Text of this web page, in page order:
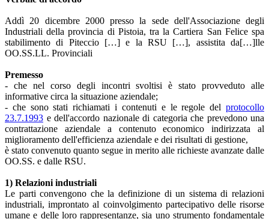
Addì 20 dicembre 2000 presso la sede dell'Associazione degli
Industriali della provincia di Pistoia, tra la Cartiera San Felice spa
stabilimento di Piteccio […] e la RSU […], assistita da[…]lle
OO.SS.LL. Provinciali
Premesso
- che nel corso degli incontri svoltisi è stato provveduto alle
informative circa la situazione aziendale;
- che sono stati richiamati i contenuti e le regole del protocollo
23.7.1993 e dell'accordo nazionale di categoria che prevedono una
contrattazione aziendale a contenuto economico indirizzata al
miglioramento dell'efficienza aziendale e dei risultati di gestione,
è stato convenuto quanto segue in merito alle richieste avanzate dalle
OO.SS. e dalle RSU.
1) Relazioni industriali
Le parti convengono che la definizione di un sistema di relazioni
industriali, improntato al coinvolgimento partecipativo delle risorse
umane e delle loro rappresentanze, sia uno strumento fondamentale